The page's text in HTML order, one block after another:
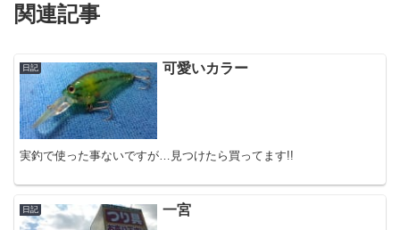
関連記事
日記 可愛いカラー
実釣で使った事ないですが…見つけたら買ってます!!
日記 一宮